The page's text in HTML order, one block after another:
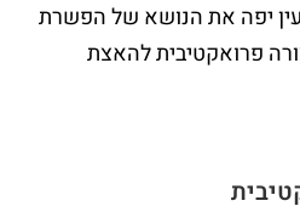
יפה את הנושא של הפשרת
פרואקטיבית להאצת